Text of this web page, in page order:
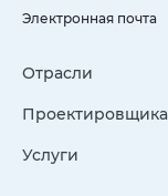
Электронная почта
Отрасли
Услуги